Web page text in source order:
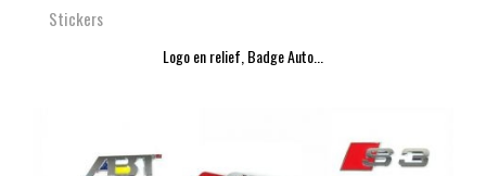
Stickers
Logo en relief, Badge Auto...